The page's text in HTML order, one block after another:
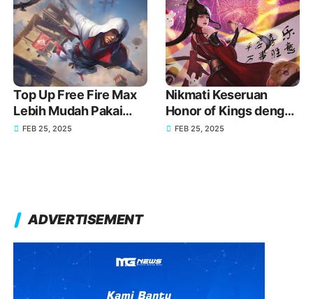
Top Up Free Fire Max
Lebih Mudah Pakai
GoPay!
FEB 25, 2025
Nikmati Keseruan
Honor of Kings dengan
Top Up melalui GoPay!
FEB 25, 2025
ADVERTISEMENT